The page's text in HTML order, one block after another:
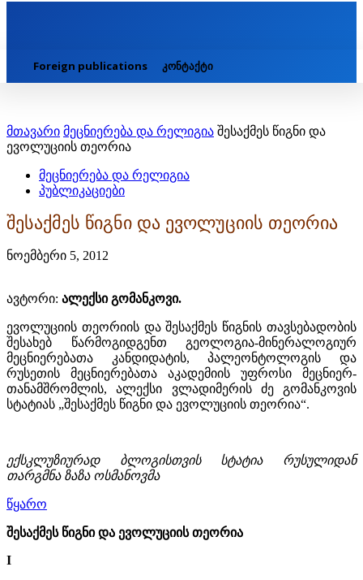
Foreign publications კონტაქტი
მთავარი მეცნიერება და რელიგია შესაქმეს წიგნი და
ევოლუციის თეორია
მეცნიერება და რელიგია
პუბლიკაციები
შესაქმეს წიგნი და ევოლუციის თეორია
ნოემბერი 5, 2012
ავტორი: ალექსი გომანკოვი.
ევოლუციის თეორიის და შესაქმეს წიგნის თავსებადობის
შესახებ წარმოგიდგენთ გეოლოგია-მინერალოგიურ
მეცნიერებათა კანდიდატის, პალეონტოლოგის და
რუსეთის მეცნიერებათა აკადემიის უფროსი მეცნიერ-
თანამშრომლის, ალექსი ვლადიმერის ძე გომანკოვის
სტატიას „შესაქმეს წიგნი და ევოლუციის თეორია“.
ექსკლუზიურად ბლოგისთვის სტატია რუსულიდან
თარგმნა ზაზა ოსმანოვმა
წყარო
შესაქმეს წიგნი და ევოლუციის თეორია
I